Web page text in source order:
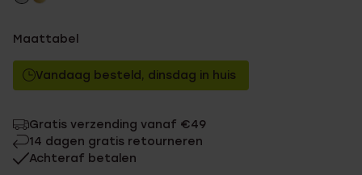
Maattabel
Vandaag besteld, dinsdag in huis
Gratis verzending vanaf €49
14 dagen gratis retourneren
Achteraf betalen